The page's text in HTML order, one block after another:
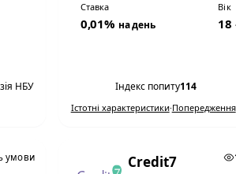
НБУ
Ставка
0,01% на день
Вік
18
Індекс попиту114
Істотні характеристики·Попередження
умови Credit7